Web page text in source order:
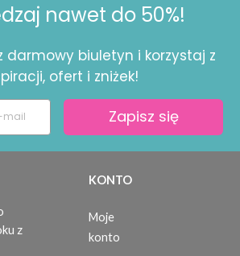
nawet do 50%!
darmowy biuletyn i korzystaj z
ofert i zniżek!
Zapisz się
z
KONTO
Moje
konto